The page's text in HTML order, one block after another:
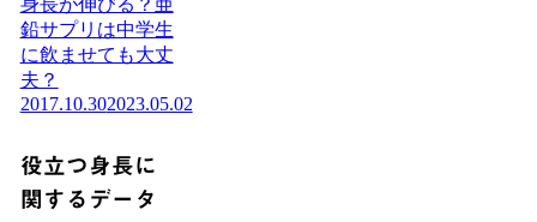
鉛サプリは中学生
に飲ませても大丈
夫？
2017.10.302023.05.02
役立つ身長に
関するデータ